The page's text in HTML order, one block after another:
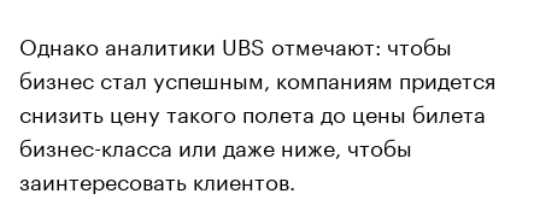
Однако аналитики UBS отмечают: чтобы
бизнес стал успешным, компаниям придется
снизить цену такого полета до цены билета
бизнес-класса или даже ниже, чтобы
заинтересовать клиентов.